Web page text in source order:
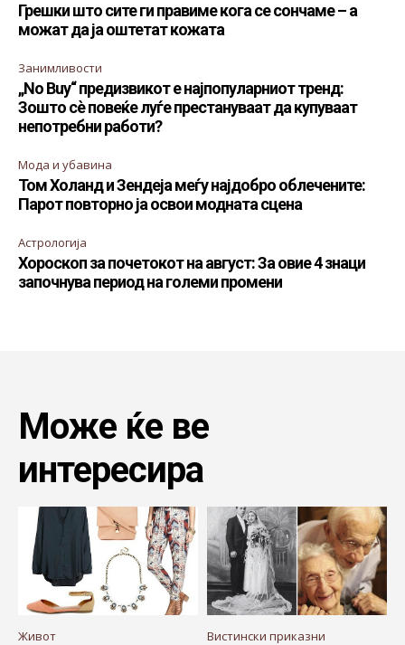
Грешки што сите ги правиме кога се сончаме – а
можат да ја оштетат кожата
Занимливости
„No Buy“ предизвикот е најпопуларниот тренд:
Зошто сè повеќе луѓе престануваат да купуваат
непотребни работи?
Мода и убавина
Том Холанд и Зендеја меѓу најдобро облечените:
Парот повторно ја освои модната сцена
Астрологија
Хороскоп за почетокот на август: За овие 4 знаци
започнува период на големи промени
Може ќе ве
интересира
Живот Вистински приказни